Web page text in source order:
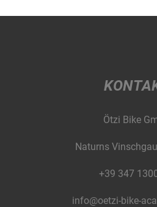
Ötzi Bike
Naturns
+39 347
info@oetzi-bike-